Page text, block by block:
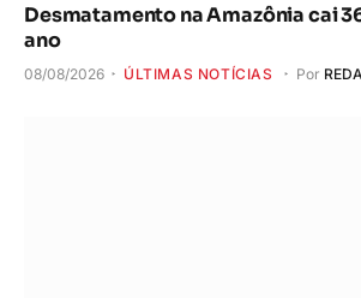
Desmatamento na Amazônia cai
ano
08/08/2026 ÚLTIMAS NOTÍCIAS Por